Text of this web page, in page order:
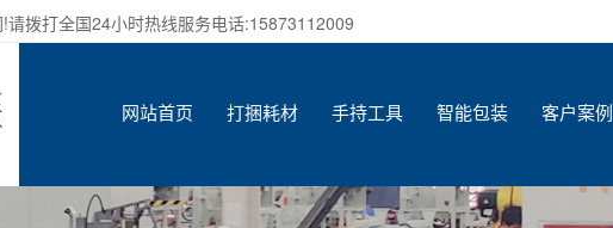
拨打全国24小时热线服务电话:15873112009
网站首页 打捆耗材 手持工具 智能包装 客户案例